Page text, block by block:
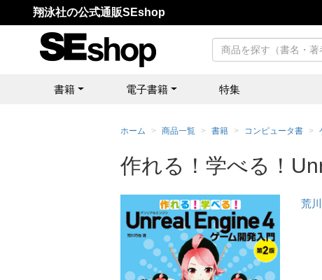
翔泳社の公式通販SEshop
書籍 電子書籍 特集
ホーム 商品一覧 書籍 コンピュータ書
作れる！学べる！
荒